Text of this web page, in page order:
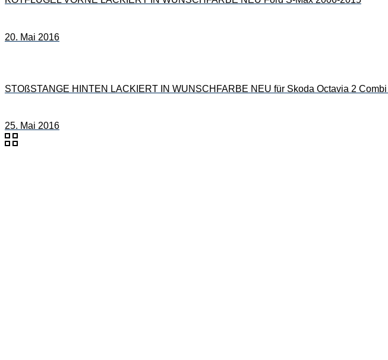
20. Mai 2016
STOßSTANGE HINTEN LACKIERT IN WUNSCHFARBE NEU für Skoda Octavia 2
25. Mai 2016